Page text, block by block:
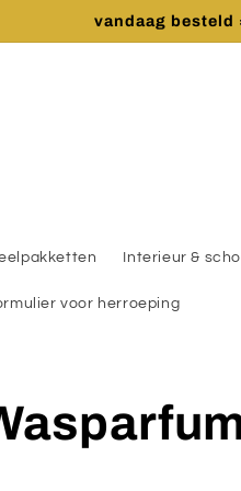
vandaag besteld
Interieur &
voor herroeping